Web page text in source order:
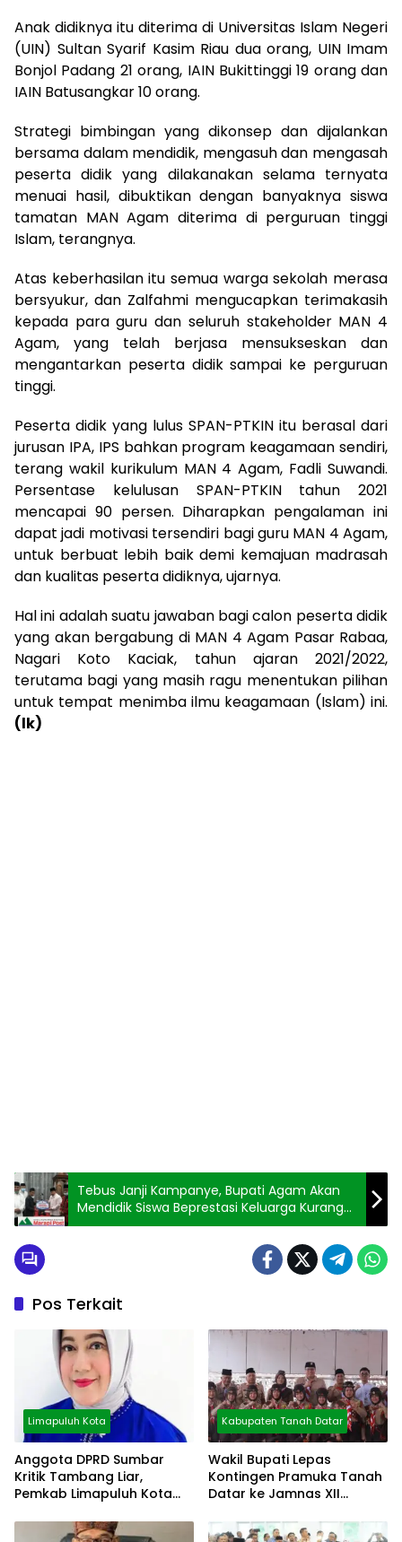
Anak didiknya itu diterima di Universitas Islam Negeri
(UIN) Sultan Syarif Kasim Riau dua orang, UIN Imam
Bonjol Padang 21 orang, IAIN Bukittinggi 19 orang dan
IAIN Batusangkar 10 orang.
Strategi bimbingan yang dikonsep dan dijalankan
bersama dalam mendidik, mengasuh dan mengasah
peserta didik yang dilakanakan selama ternyata
menuai hasil, dibuktikan dengan banyaknya siswa
tamatan MAN Agam diterima di perguruan tinggi
Islam, terangnya.
Atas keberhasilan itu semua warga sekolah merasa
bersyukur, dan Zalfahmi mengucapkan terimakasih
kepada para guru dan seluruh stakeholder MAN 4
Agam, yang telah berjasa mensukseskan dan
mengantarkan peserta didik sampai ke perguruan
tinggi.
Peserta didik yang lulus SPAN-PTKIN itu berasal dari
jurusan IPA, IPS bahkan program keagamaan sendiri,
terang wakil kurikulum MAN 4 Agam, Fadli Suwandi.
Persentase kelulusan SPAN-PTKIN tahun 2021
mencapai 90 persen. Diharapkan pengalaman ini
dapat jadi motivasi tersendiri bagi guru MAN 4 Agam,
untuk berbuat lebih baik demi kemajuan madrasah
dan kualitas peserta didiknya, ujarnya.
Hal ini adalah suatu jawaban bagi calon peserta didik
yang akan bergabung di MAN 4 Agam Pasar Rabaa,
Nagari Koto Kaciak, tahun ajaran 2021/2022,
terutama bagi yang masih ragu menentukan pilihan
untuk tempat menimba ilmu keagamaan (Islam) ini.
(lk)
Tebus Janji Kampanye, Bupati Agam Akan
Mendidik Siswa Beprestasi Keluarga Kurang
Mampu ke PT
Pos Terkait
Limapuluh Kota
Anggota DPRD Sumbar
Kritik Tambang Liar,
Pemkab Limapuluh Kota
Kabupaten Tanah Datar
Wakil Bupati Lepas
Kontingen Pramuka Tanah
Datar ke Jamnas XII